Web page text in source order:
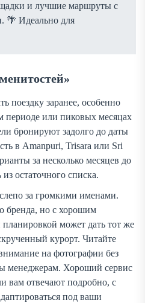
и лучшие маршруты с
Идеально для
поездку заранее, особенно
периоде или пиковых месяцах
бронируют задолго до даты
в Amanpuri, Trisara или Sri
за несколько месяцев до
остаточного списка.
за громкими именами.
бренда, но с хорошим
может дать тот же
курорт. Читайте
на фотографии без
менеджерам. Хороший сервис
вам отвечают подробно, с
под ваши